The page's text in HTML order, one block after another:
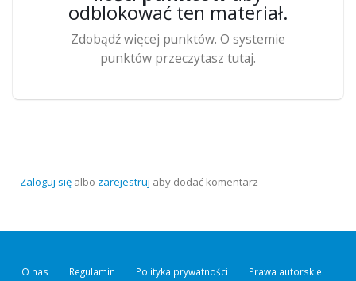
odblokować ten materiał.
Zdobądź więcej punktów. O systemie
punktów przeczytasz tutaj.
Zaloguj się albo zarejestruj aby dodać komentarz
O nas Regulamin Polityka prywatności Prawa autorskie